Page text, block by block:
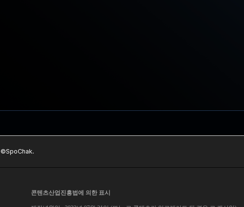
©SpoChak.
콘텐츠산업진흥법에 의한 표시